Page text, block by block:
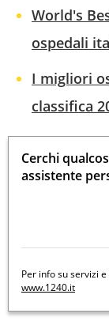
World's
ospedali
I migliori
classifica
Cerchi
assistente
Per info su servizi
www.1240.it